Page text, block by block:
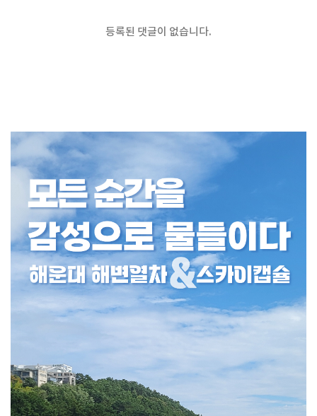
등록된 댓글이 없습니다.